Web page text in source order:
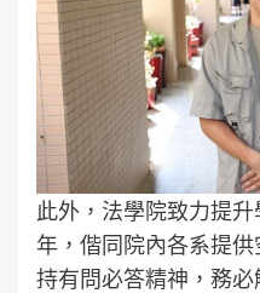
此外，法學院致力提
年，偕同院內各系提
持有問必答精神，務